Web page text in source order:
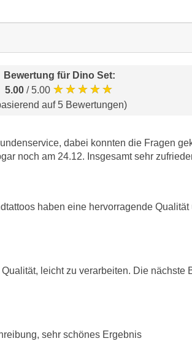
Bewertung für Dino Set:
5.00 / 5.00 ★★★★★
auf 5 Bewertungen)
dabei konnten die Fragen
noch am 24.12. Insgesamt sehr
haben eine hervorragende
leicht zu verarbeiten. Die nächste
sehr schönes Ergebnis